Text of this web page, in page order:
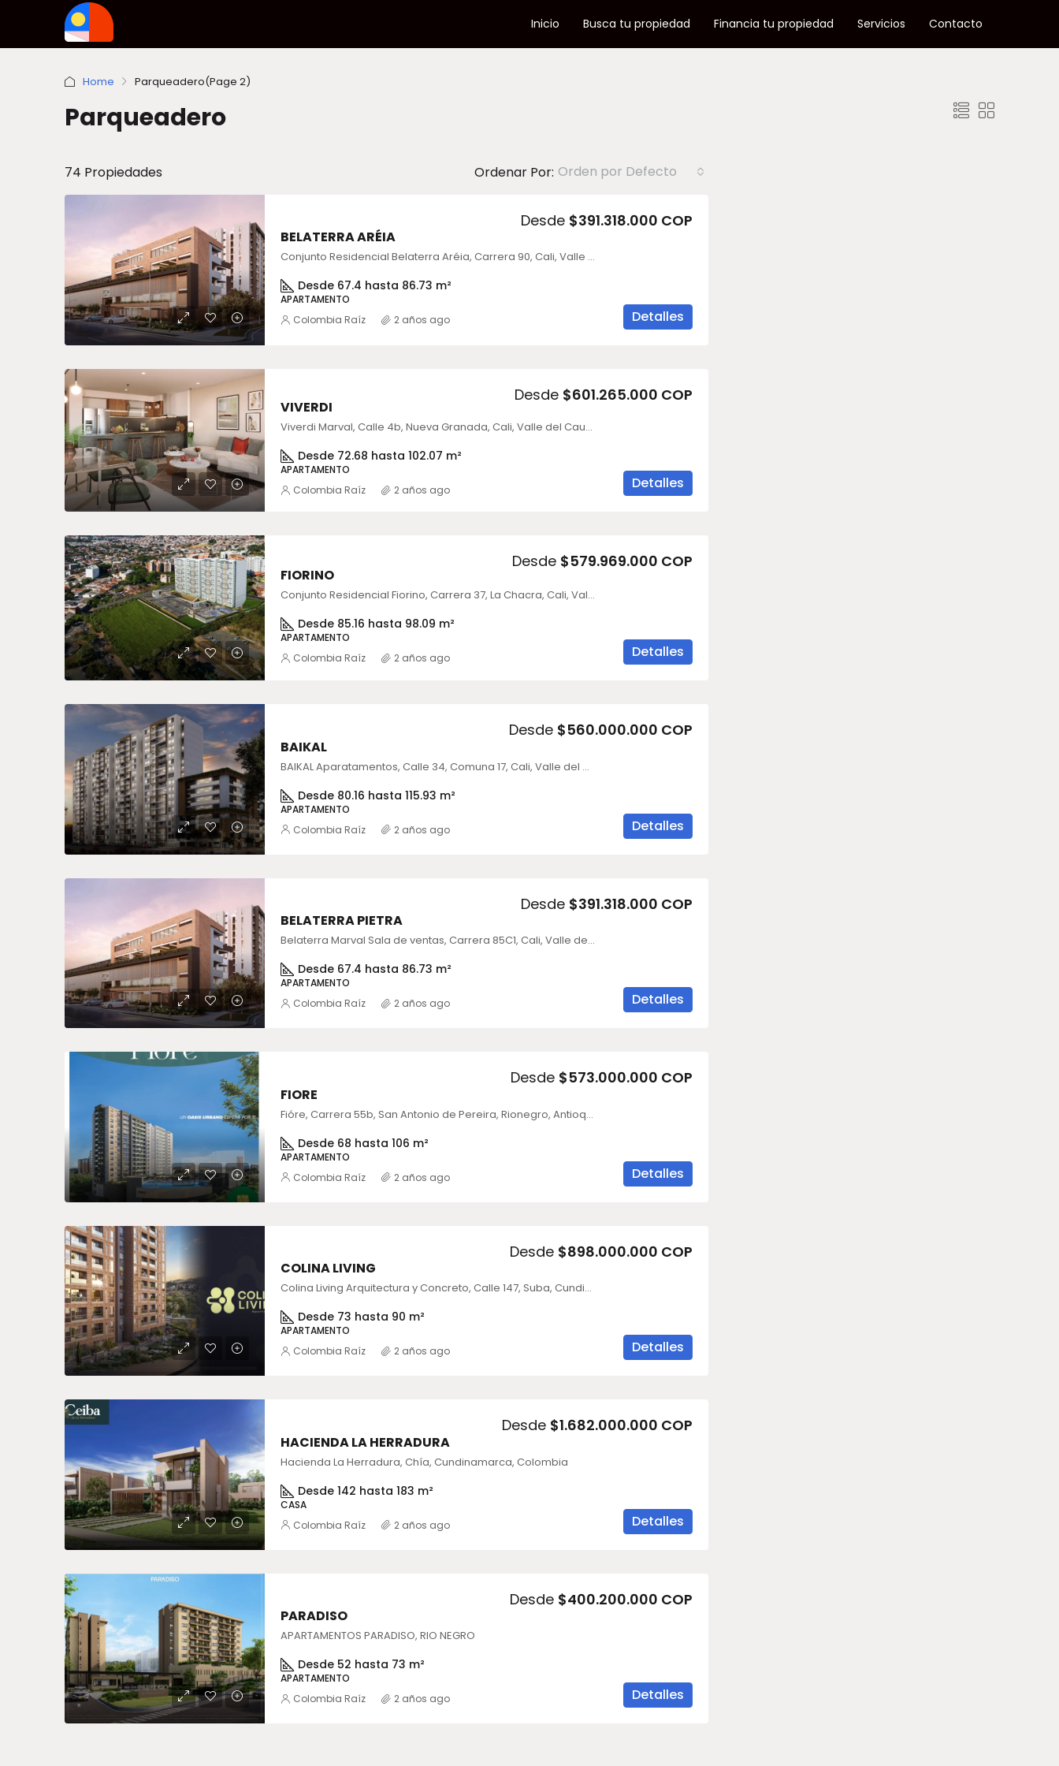
Inicio Busca tu propiedad Financia tu propiedad Servicios Contacto
Home Parqueadero(Page 2)
Parqueadero
74 Propiedades Ordenar Por: Orden por Defecto
BELATERRA ARÉIA
Desde $391.318.000 COP
Conjunto Residencial Belaterra Aréia, Carrera 90, Cali, Valle del Cauca, Colombia
Desde 67.4 hasta 86.73 m²
APARTAMENTO
Detalles
Colombia Raíz 2 años ago
VIVERDI
Desde $601.265.000 COP
Viverdi Marval, Calle 4b, Nueva Granada, Cali, Valle del Cauca, Colombia
Desde 72.68 hasta 102.07 m²
APARTAMENTO
Detalles
Colombia Raíz 2 años ago
FIORINO
Desde $579.969.000 COP
Conjunto Residencial Fiorino, Carrera 37, La Chacra, Cali, Valle del Cauca, Colombia
Desde 85.16 hasta 98.09 m²
APARTAMENTO
Detalles
Colombia Raíz 2 años ago
BAIKAL
Desde $560.000.000 COP
BAIKAL Aparatamentos, Calle 34, Comuna 17, Cali, Valle del Cauca, Colombia
Desde 80.16 hasta 115.93 m²
APARTAMENTO
Detalles
Colombia Raíz 2 años ago
BELATERRA PIETRA
Desde $391.318.000 COP
Belaterra Marval Sala de ventas, Carrera 85C1, Cali, Valle del Cauca, Colombia
Desde 67.4 hasta 86.73 m²
APARTAMENTO
Detalles
Colombia Raíz 2 años ago
FIORE
Desde $573.000.000 COP
Fióre, Carrera 55b, San Antonio de Pereira, Rionegro, Antioquia, Colombia
Desde 68 hasta 106 m²
APARTAMENTO
Detalles
Colombia Raíz 2 años ago
COLINA LIVING
Desde $898.000.000 COP
Colina Living Arquitectura y Concreto, Calle 147, Suba, Cundinamarca, Colombia
Desde 73 hasta 90 m²
APARTAMENTO
Detalles
Colombia Raíz 2 años ago
HACIENDA LA HERRADURA
Desde $1.682.000.000 COP
Hacienda La Herradura, Chía, Cundinamarca, Colombia
Desde 142 hasta 183 m²
CASA
Detalles
Colombia Raíz 2 años ago
PARADISO
Desde $400.200.000 COP
APARTAMENTOS PARADISO, RIO NEGRO
Desde 52 hasta 73 m²
APARTAMENTO
Detalles
Colombia Raíz 2 años ago